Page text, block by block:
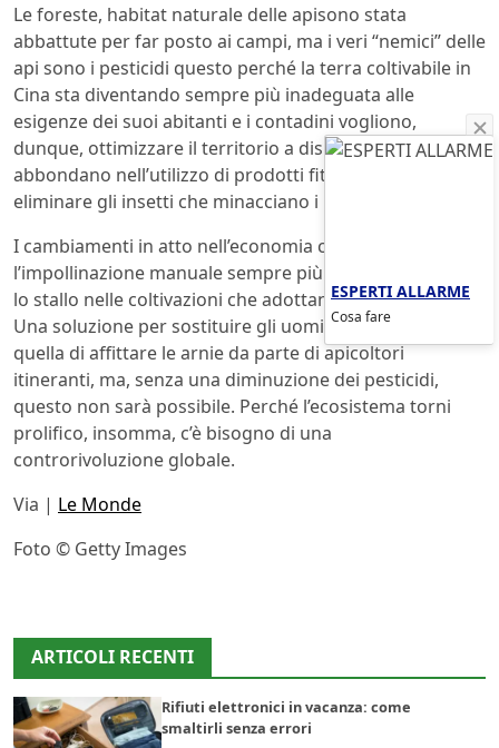
Le foreste, habitat naturale delle apisono stata
abbattute per far posto ai campi, ma i veri “nemici” delle
api sono i pesticidi questo perché la terra coltivabile in
Cina sta diventando sempre più inadeguata alle
esigenze dei suoi abitanti e i contadini vogliono,
dunque, ottimizzare il territorio a disposizione e
abbondano nell’utilizzo di prodotti fitosanitari per
eliminare gli insetti che minacciano i raccolti.
I cambiamenti in atto nell’economia cinese rendono
l’impollinazione manuale sempre più costosa e si rischia
lo stallo nelle coltivazioni che adottano questa tecnica.
Una soluzione per sostituire gli uomini-ape sarebbe
quella di affittare le arnie da parte di apicoltori
itineranti, ma, senza una diminuzione dei pesticidi,
questo non sarà possibile. Perché l’ecosistema torni
prolifico, insomma, c’è bisogno di una
controrivoluzione globale.
Via | Le Monde
Foto © Getty Images
ARTICOLI RECENTI
Rifiuti elettronici in vacanza: come
smaltirli senza errori
ESPERTI ALLARME
Cosa fare